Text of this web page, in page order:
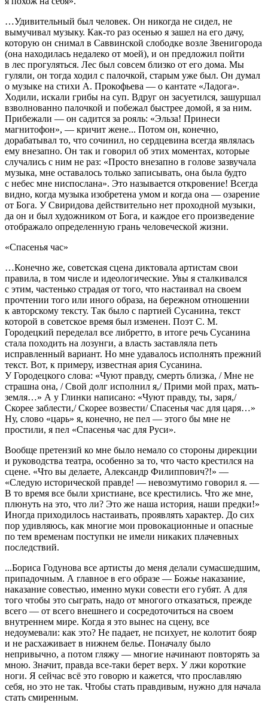
…Удивительный был человек. Он никогда не сидел, не
вымучивал музыку. Как-то раз осенью я зашел на его дачу,
которую он снимал в Саввинской слободке возле Звенигорода
(она находилась недалеко от моей), и он предложил пойти
в лес прогуляться. Лес был совсем близко от его дома. Мы
гуляли, он тогда ходил с палочкой, старым уже был. Он думал
о музыке на стихи А. Прокофьева — о кантате «Ладога».
Ходили, искали грибы на суп. Вдруг он засуетился, зашуршал
взволнованно палочкой и побежал быстрее домой, я за ним.
Прибежали — он садится за рояль: «Эльза! Принеси
магнитофон», — кричит жене... Потом он, конечно,
дорабатывал то, что сочинил, но сердцевина всегда являлась
ему внезапно. Он так и говорил об этих моментах, которые
случались с ним не раз: «Просто внезапно в голове зазвучала
музыка, мне оставалось только записывать, она была будто
с небес мне ниспослана». Это называется откровение! Всегда
видно, когда музыка изобретена умом и когда она — озарение
от Бога. У Свиридова действительно нет проходной музыки,
да он и был художником от Бога, и каждое его произведение
отображало определенную грань человеческой жизни.
«Спасенья час»
…Конечно же, советская сцена диктовала артистам свои
правила, в том числе и идеологические. Увы я сталкивался
с этим, частенько страдая от того, что настаивал на своем
прочтении того или иного образа, на бережном отношении
к авторскому тексту. Так было с партией Сусанина, текст
которой в советское время был изменен. Поэт С. М.
Городецкий переделал все либретто, в итоге речь Сусанина
стала походить на лозунги, а власть заставляла петь
исправленный вариант. Но мне удавалось исполнять прежний
текст. Вот, к примеру, известная ария Сусанина.
У Городецкого слова: «Чуют правду, смерть близка, / Мне не
страшна она, / Свой долг исполнил я,/ Прими мой прах, мать-
земля…» А у Глинки написано: «Чуют правду, ты, заря,/
Скорее заблести,/ Скорее возвести/ Спасенья час для царя…»
Ну, слово «царь» я, конечно, не пел — этого бы мне не
простили, я пел «Спасенья час для Руси».
Вообще претензий ко мне было немало со стороны дирекции
и руководства театра, особенно за то, что часто крестился на
сцене. «Что вы делаете, Александр Филиппович?!» —
«Следую исторической правде! — невозмутимо говорил я. —
В то время все были христиане, все крестились. Что же мне,
плюнуть на это, что ли? Это же наша история, наши предки!»
Иногда приходилось настаивать, проявлять характер. До сих
пор удивляюсь, как многие мои провокационные и опасные
по тем временам поступки не имели никаких плачевных
последствий.
...Бориса Годунова все артисты до меня делали сумасшедшим,
припадочным. А главное в его образе — Божье наказание,
наказание совестью, именно муки совести его губят. А для
того чтобы это сыграть, надо от многого отказаться, прежде
всего — от всего внешнего и сосредоточиться на своем
внутреннем мире. Когда я это вынес на сцену, все
недоумевали: как это? Не падает, не психует, не колотит бояр
и не расхаживает в нижнем белье. Поначалу было
непривычно, а потом гляжу — многие начинают повторять за
мною. Значит, правда все-таки берет верх. У лжи короткие
ноги. Я сейчас всё это говорю и кажется, что прославляю
себя, но это не так. Чтобы стать правдивым, нужно для начала
стать смиренным.